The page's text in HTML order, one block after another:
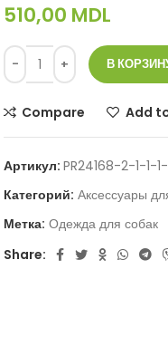
510,00 MDL
В
Compare Add
Артикул: PR24168-2-1-1-
Категорий: Аксессуары
Метка: Одежда для собак
Share: